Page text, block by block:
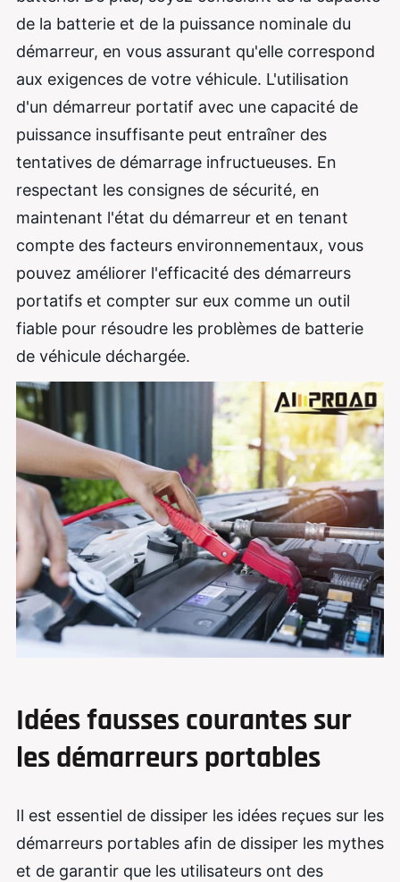
de la batterie et de la puissance nominale du
démarreur, en vous assurant qu'elle correspond
aux exigences de votre véhicule. L'utilisation
d'un démarreur portatif avec une capacité de
puissance insuffisante peut entraîner des
tentatives de démarrage infructueuses. En
respectant les consignes de sécurité, en
maintenant l'état du démarreur et en tenant
compte des facteurs environnementaux, vous
pouvez améliorer l'efficacité des démarreurs
portatifs et compter sur eux comme un outil
fiable pour résoudre les problèmes de batterie
de véhicule déchargée.
Idées fausses courantes sur
les démarreurs portables
Il est essentiel de dissiper les idées reçues sur les
démarreurs portables afin de dissiper les mythes
et de garantir que les utilisateurs ont des